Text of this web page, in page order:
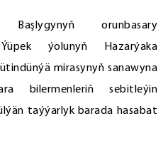
orunbasary
ýolunyň Hazarýaka
mirasynyň sanawyna
bilermenleriň sebitleýin
taýýarlyk barada hasabat